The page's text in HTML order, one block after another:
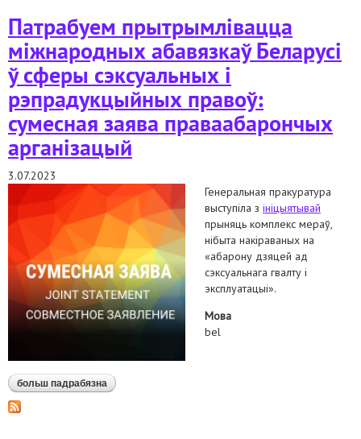
Патрабуем прытрымлівацца
міжнародных абавязкаў Беларусі
ў сферы сэксуальных і
рэпрадукцыйных правоў:
сумесная заява праваабарончых
арганізацый
3.07.2023
Генеральная пракуратура
выступіла з ініцыятывай
прыняць комплекс мераў,
нібыта накіраваных на
«абарону дзяцей ад
сэксуальнага гвалту і
эксплуатацыі».
Мова
bel
больш падрабязна аб патрабуем прытрымлівацца міжнародных
абавязкаў беларусі ў сферы сэксуальных і